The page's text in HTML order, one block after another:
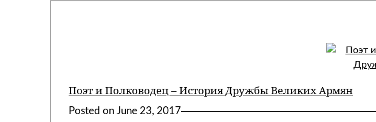
Поэт и Полководец – История Дружбы Великих Армян
Posted on June 23, 2017